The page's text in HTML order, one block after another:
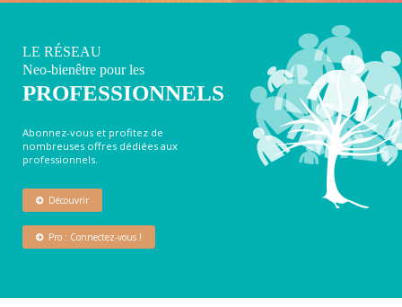
LE RÉSEAU
Neo-bienêtre pour les
PROFESSIONNELS
Abonnez-vous et profitez de
nombreuses offres dédiées aux
professionnels.
Découvrir
Pro : Connectez-vous !